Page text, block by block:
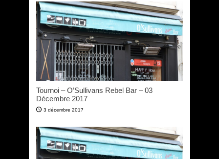
Tournoi – O’Sullivans Rebel Bar – 03
Décembre 2017
3 décembre 2017